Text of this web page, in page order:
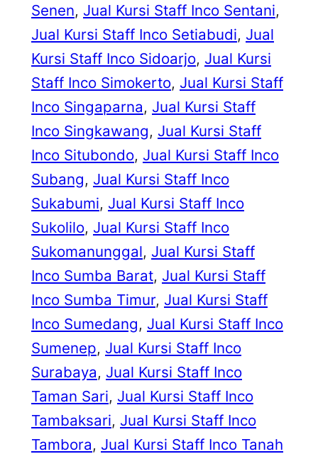
Senen, Jual Kursi Staff Inco Sentani
Jual Kursi Staff Inco Setiabudi, Jual
Kursi Staff Inco Sidoarjo, Jual Kursi
Staff Inco Simokerto, Jual Kursi Staff
Inco Singaparna, Jual Kursi Staff
Inco Singkawang, Jual Kursi Staff
Inco Situbondo, Jual Kursi Staff Inco
Subang, Jual Kursi Staff Inco
Sukabumi, Jual Kursi Staff Inco
Sukolilo, Jual Kursi Staff Inco
Sukomanunggal, Jual Kursi Staff
Inco Sumba Barat, Jual Kursi Staff
Inco Sumba Timur, Jual Kursi Staff
Inco Sumedang, Jual Kursi Staff Inco
Sumenep, Jual Kursi Staff Inco
Surabaya, Jual Kursi Staff Inco
Taman Sari, Jual Kursi Staff Inco
Tambaksari, Jual Kursi Staff Inco
Tambora, Jual Kursi Staff Inco Tanah